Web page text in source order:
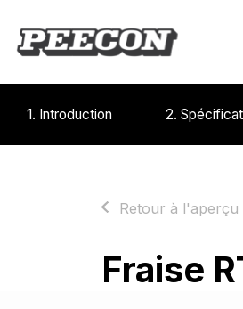
1. Introduction 2.
Retour à l'aperçu
Fraise